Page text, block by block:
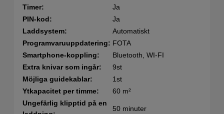
Timer:
Ja
PIN-kod:
Ja
Laddsystem:
Automatiskt
Programvaruuppdatering: FOTA
Smartphone-koppling:
Bluetooth, WI-FI
Extra knivar som ingår:
9st
Möjliga guidekablar:
1st
Ytkapacitet per timme:
60 m²
Ungefärlig klipptid på en
50 minuter